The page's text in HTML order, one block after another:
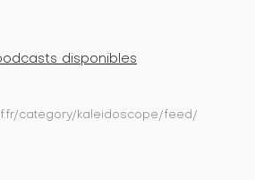
disponibles
category/kaleidoscope/feed/